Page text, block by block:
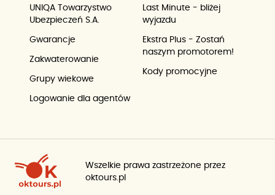
UNIQA Towarzystwo
Ubezpieczeń S.A.
Gwarancje
Zakwaterowanie
Grupy wiekowe
Logowanie dla agentów
Last Minute - bliżej
wyjazdu
Ekstra Plus - Zostań
naszym promotorem!
Kody promocyjne
Wszelkie prawa zastrzeżone przez
oktours.pl